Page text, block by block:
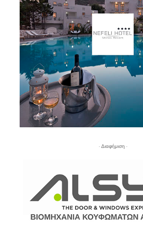
- Διαφήμιση -